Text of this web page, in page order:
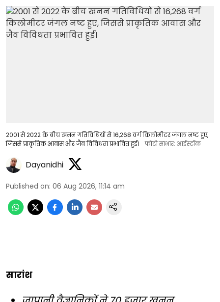
2001 से 2022 के बीच खनन गतिविधियों से 16,268 वर्ग किलोमीटर जंगल नष्ट हुए,
जिससे प्राकृतिक आवास और जैव विविधता प्रभावित हुई।
फोटो साभार: आईस्टॉक
Dayanidhi
Published on: 06 Aug 2026, 11:14 am
सारांश